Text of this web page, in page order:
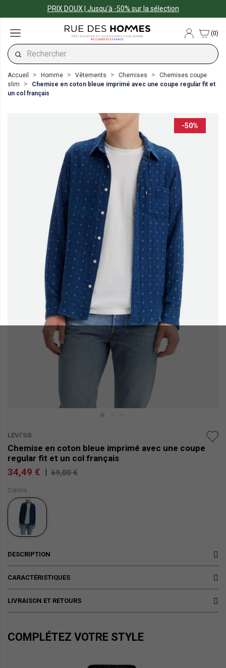
PRIX DOUX | Jusqu'à -50% sur la sélection
PRÊT-À-PORTER ET ACCESSOIRES POUR HOMME
#ECOMMERCEFRANCE
(0)
Accueil Homme Vêtements Chemises
Chemises coupe
slim
Chemise en coton bleue imprimé avec une coupe regular fit et
un col français
-50%
LEVI'S®
Chemise en coton bleue imprimé avec une coupe
regular fit et un col français
34,49 € 69,00 €
Coloris
DESCRIPTION
CARACTÉRISTIQUES
LIVRAISON ET RETOURS
COMPLÉTEZ VOTRE STYLE